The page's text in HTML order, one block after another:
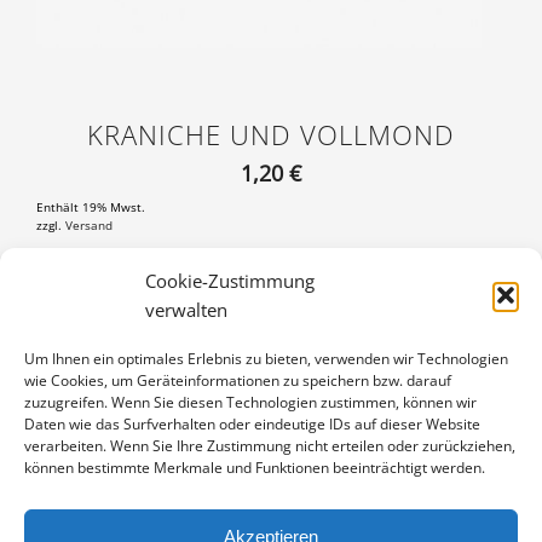
Cookie-Zustimmung
verwalten
Um Ihnen ein optimales Erlebnis zu bieten, verwenden wir Technologien
wie Cookies, um Geräteinformationen zu speichern bzw. darauf
zuzugreifen. Wenn Sie diesen Technologien zustimmen, können wir
Daten wie das Surfverhalten oder eindeutige IDs auf dieser Website
verarbeiten. Wenn Sie Ihre Zustimmung nicht erteilen oder zurückziehen,
können bestimmte Merkmale und Funktionen beeinträchtigt werden.
Akzeptieren
KRANICHE UND VOLLMOND
1,20 €
Enthält 19% Mwst.
zzgl. Versand
VOLLMOND
MENGE
IN DEN WARENKORB
Artikelnummer:PK-08100383
Kategorie: Kraniche